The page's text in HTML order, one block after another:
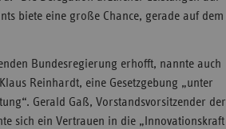
biete eine große Chance, gerade auf dem
Bundesregierung erhofft, nannte auch
Reinhardt, eine Gesetzgebung „unter
Gerald Gaß, Vorstandsvorsitzender der
sich ein Vertrauen in die „Innovationskraft